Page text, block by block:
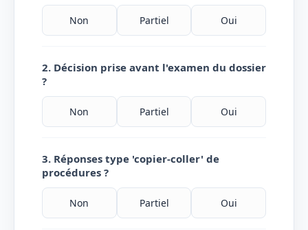
Non Partiel Oui
2. Décision prise avant l'examen du dossier
?
Non Partiel Oui
3. Réponses type 'copier-coller' de
procédures ?
Non Partiel Oui